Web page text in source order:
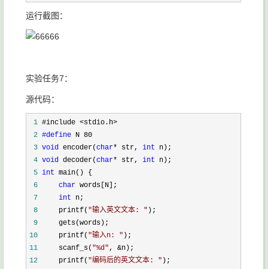
运行截图：
实验任务7：
源代码：
1
2 #define
3 void encoder(char* str, int
4 void decoder(char* str, int
5 int
6
char
7
int
8
     printf(
"输入英文文本: "
9
10
     printf(
"输入n: "
11
     scanf_s(
"%d", &
12
     printf(
"编码后的英文文本: "